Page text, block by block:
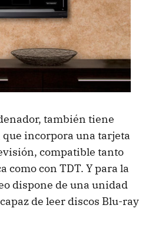
también tiene
que incorpora una tarjeta
compatible tanto
como con TDT. Y para la
dispone de una unidad
de leer discos Blu-ray